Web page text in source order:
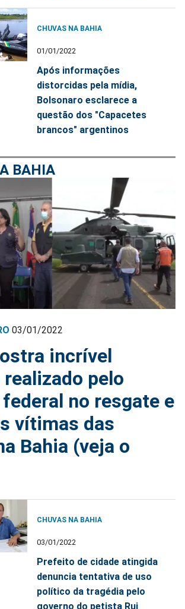
CHUVAS NA BAHIA
01/01/2022
Após informações
distorcidas pela mídia,
Bolsonaro esclarece a
questão dos "Capacetes
brancos" argentinos
BAHIA
03/01/2022
incrível
pelo
no resgate e
vítimas das
Bahia (veja o
CHUVAS NA BAHIA
03/01/2022
Prefeito de cidade atingida
denuncia tentativa de uso
político da tragédia pelo
governo do petista Rui